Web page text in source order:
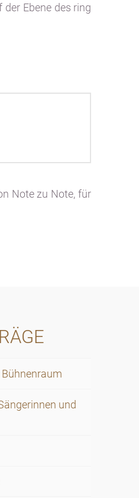
Ebene des ring
Note zu Note, für
und